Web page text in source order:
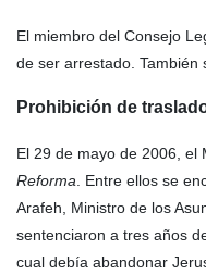
El miembro del Consejo
de ser arrestado. También
Prohibición de
El 29 de mayo de 2006, el
Reforma . Entre ellos se
Arafeh, Ministro de los
sentenciaron a tres años
cual debía abandonar